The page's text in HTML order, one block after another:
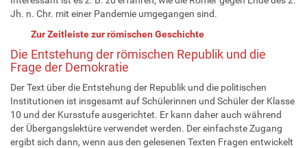
Jh. n. Chr. mit einer Pandemie umgegangen sind.
Zur Zeitleiste zur römischen Geschichte
Die Entstehung der römischen Republik und die
Frage der Demokratie
Der Text über die Entstehung der Republik und die politischen
Institutionen ist insgesamt auf Schülerinnen und Schüler der Klasse
10 und der Kursstufe ausgerichtet. Er kann daher auch während
der Übergangslektüre verwendet werden. Der einfachste Zugang
ergibt sich dann, wenn aus den gelesenen Texten Fragen entwickelt